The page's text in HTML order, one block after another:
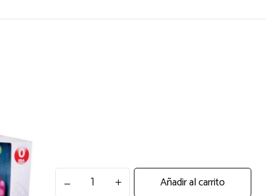
Mordedores
Añadir al carrito